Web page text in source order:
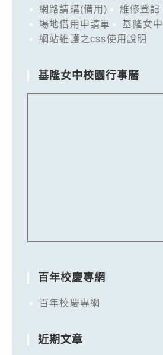
網路請購(備用)
維修登記
場地借用申請單
基隆女
網站維護之css使用說明
基隆女中校園行事曆
百年校慶專網
百年校慶專網
近期文章